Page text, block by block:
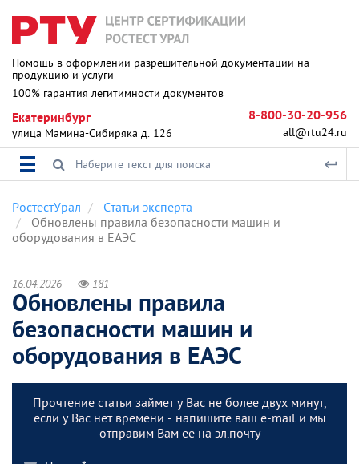
Помощь в оформлении разрешительной документации на
продукцию и услуги
100% гарантия легитимности документов
Екатеринбург
улица Мамина-Сибиряка д. 126
8-800-30-20-956
all@rtu24.ru
РостестУрал
Статьи эксперта
Обновлены правила безопасности машин и
оборудования в ЕАЭС
16.04.2026 181
Обновлены правила
безопасности машин и
оборудования в ЕАЭС
Прочтение статьи займет у Вас не более двух минут,
если у Вас нет времени - напишите ваш e-mail и мы
отправим Вам её на эл.почту